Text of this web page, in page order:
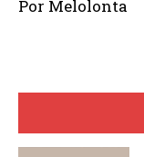
Por Melolonta